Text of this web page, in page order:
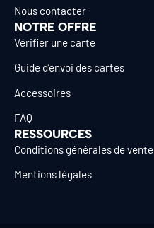
Nous contacter
NOTRE OFFRE
Vérifier une carte
Guide d’envoi des cartes
Accessoires
FAQ
RESSOURCES
Conditions générales de vente
Mentions légales